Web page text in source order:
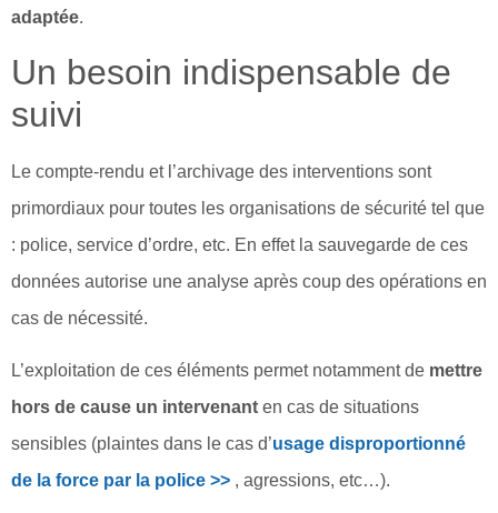
adaptée.
Un besoin indispensable de
suivi
Le compte-rendu et l’archivage des interventions sont
primordiaux pour toutes les organisations de sécurité tel que
: police, service d’ordre, etc. En effet la sauvegarde de ces
données autorise une analyse après coup des opérations en
cas de nécessité.
L’exploitation de ces éléments permet notamment de mettre
hors de cause un intervenant en cas de situations
sensibles (plaintes dans le cas d’usage disproportionné
de la force par la police >> , agressions, etc…).